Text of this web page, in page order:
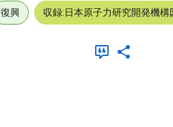
復興 収録:日本原子力研究開発機構